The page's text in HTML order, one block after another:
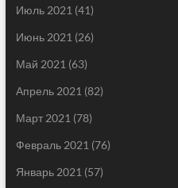
Июль 2021 (41)
Июнь 2021 (26)
Май 2021 (63)
Апрель 2021 (82)
Март 2021 (78)
Февраль 2021 (76)
Январь 2021 (57)